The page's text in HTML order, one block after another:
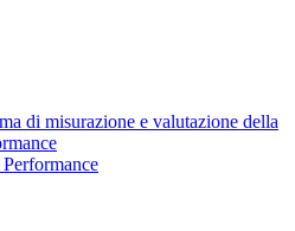
di misurazione e valutazione della